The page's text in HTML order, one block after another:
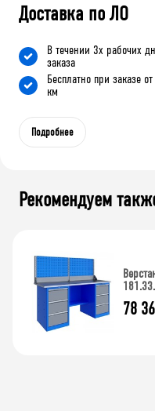
Доставка по ЛО
В течении 3х рабочих
заказа
Бесплатно при заказе
км
Подробнее
Рекомендуем
78